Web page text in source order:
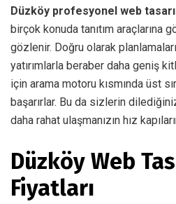
Düzköy profesyonel web
birçok konuda tanıtım araçlarına
gözlenir. Doğru olarak
yatırımlarla beraber daha geniş
için arama motoru kısmında üst
başarırlar. Bu da sizlerin
daha rahat ulaşmanızın hız
Düzköy Web
Fiyatları